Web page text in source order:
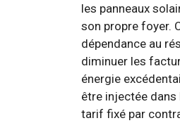
les panneaux
son propre foyer.
dépendance au
diminuer les
énergie
être injectée dans
tarif fixé par